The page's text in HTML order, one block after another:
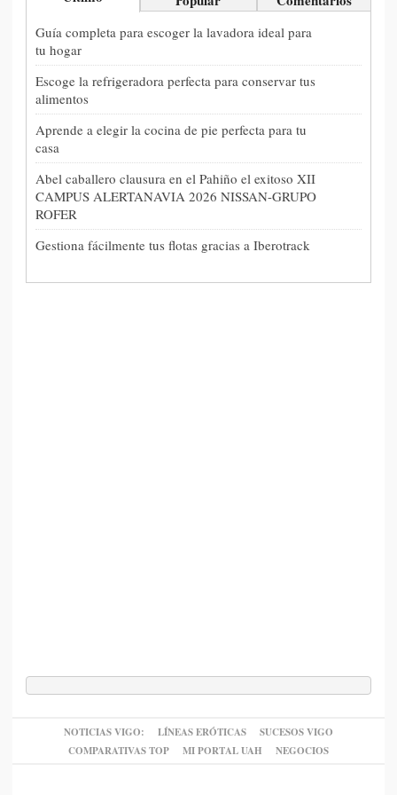
Guía completa para escoger la lavadora ideal para
tu hogar
Escoge la refrigeradora perfecta para conservar tus
alimentos
Aprende a elegir la cocina de pie perfecta para tu
casa
Abel caballero clausura en el Pahiño el exitoso XII
CAMPUS ALERTANAVIA 2026 NISSAN-GRUPO
ROFER
Gestiona fácilmente tus flotas gracias a Iberotrack
NOTICIAS VIGO: LÍNEAS ERÓTICAS
SUCESOS VIGO
COMPARATIVAS TOP
MI PORTAL UAH NEGOCIOS